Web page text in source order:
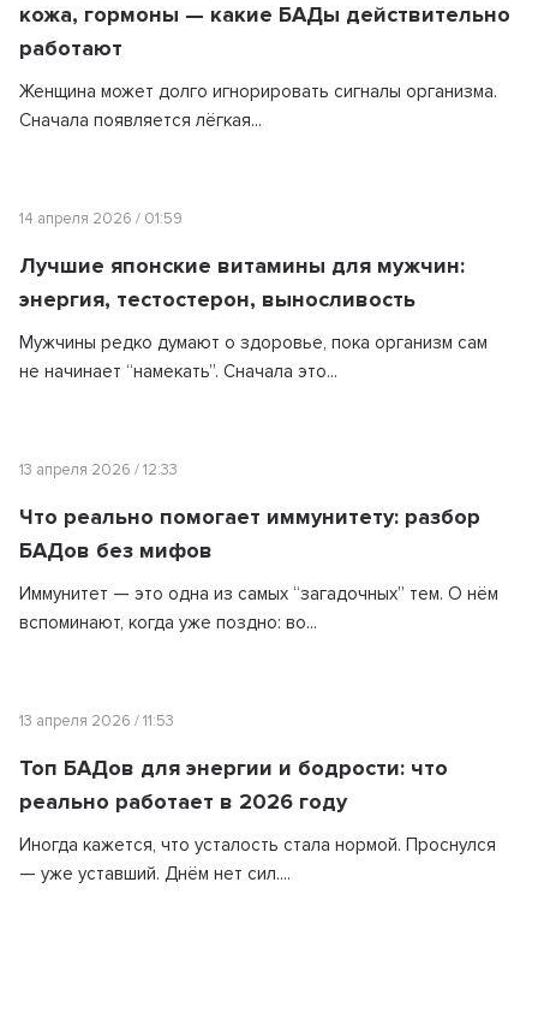
кожа, гормоны — какие БАДы действительно
работают
Женщина может долго игнорировать сигналы организма.
Сначала появляется лёгкая...
14 апреля 2026 / 01:59
Лучшие японские витамины для мужчин:
энергия, тестостерон, выносливость
Мужчины редко думают о здоровье, пока организм сам
не начинает “намекать”. Сначала это...
13 апреля 2026 / 12:33
Что реально помогает иммунитету: разбор
БАДов без мифов
Иммунитет — это одна из самых “загадочных” тем. О нём
вспоминают, когда уже поздно: во...
13 апреля 2026 / 11:53
Топ БАДов для энергии и бодрости: что
реально работает в 2026 году
Иногда кажется, что усталость стала нормой. Проснулся
— уже уставший. Днём нет сил....